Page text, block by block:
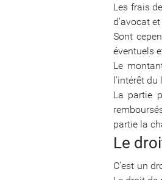
Les frais
d'avocat
Sont
éventuels
Le
l'intérêt du
La partie
partie la
Le
C'est un